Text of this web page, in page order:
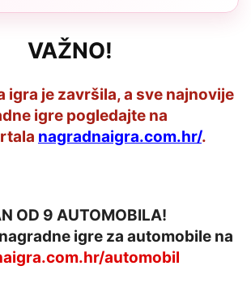
VAŽNO!
igra je završila, a sve najnovije
igre pogledajte na
nagradnaigra.com.hr/.
OD 9 AUTOMOBILA!
igre za automobile na
automobil